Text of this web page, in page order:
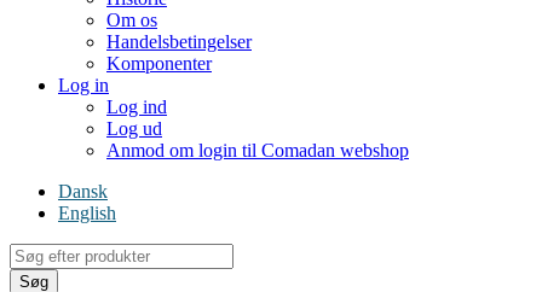
Om os
Handelsbetingelser
Komponenter
Log in
Log ind
Log ud
Anmod om login til Comadan webshop
Dansk
English
Products
search
Søg